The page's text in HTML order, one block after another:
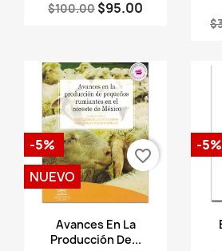
$100.00 $95.00
Vista rápida
Avances En La
Producción De...
-5%
NUEVO
favorite_border
-5%